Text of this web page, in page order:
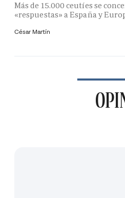
Más de 15.000 ceutíes se
«respuestas» a España y
César Martín